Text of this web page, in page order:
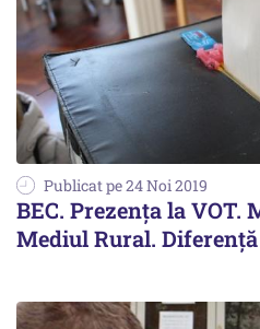
Publicat pe 24 Noi 2019
BEC. Prezența la VOT.
Mediul Rural.